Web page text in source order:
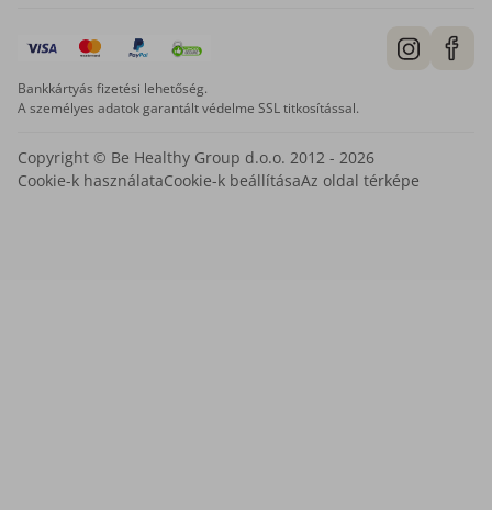
Bankkártyás fizetési lehetőség.
A személyes adatok garantált védelme SSL titkosítással.
Copyright © Be Healthy Group d.o.o. 2012 - 2026
Cookie-k használataCookie-k beállításaAz oldal térképe